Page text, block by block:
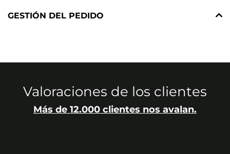
GESTIÓN DEL PEDIDO
Valoraciones de los clientes
Más de 12.000 clientes nos avalan.